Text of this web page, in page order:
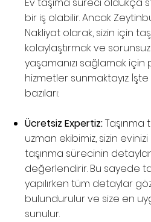
Ev taşıma süreci oldukça
bir iş olabilir. Ancak
Nakliyat olarak, sizin için
kolaylaştırmak ve
yaşamanızı sağlamak
hizmetler sunmaktayız.
bazıları:
Ücretsiz Expertiz:Taşınma
uzman ekibimiz, sizin
taşınma sürecinin
değerlendirir. Bu sayede
yapılırken tüm detaylar
bulundurulur ve size en
sunulur.